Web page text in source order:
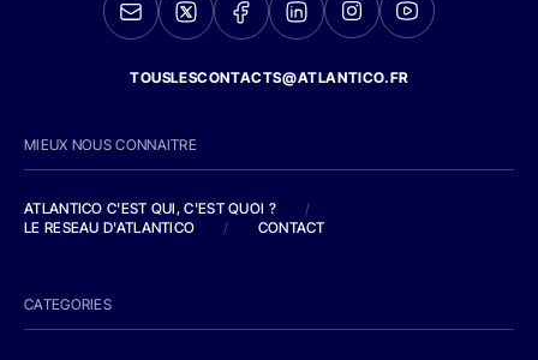
TOUSLESCONTACTS@ATLANTICO.FR
MIEUX NOUS CONNAITRE
ATLANTICO C'EST QUI, C'EST QUOI ?
/
LE RESEAU D'ATLANTICO
/ CONTACT
CATEGORIES